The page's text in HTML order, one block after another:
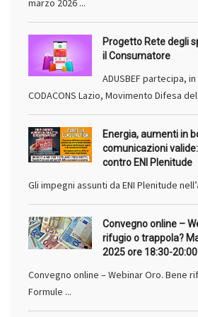
marzo 2026 ...
Progetto Rete degli
il Consumatore
ADUSBEF partecipa,
CODACONS Lazio, Movimento Difesa del
Energia, aumenti in
comunicazioni
contro ENI Plenitude
Gli impegni assunti da ENI Plenitude
Convegno online –
rifugio o trappola?
2025 ore 18:30-20:00
Convegno online – Webinar Oro. Bene
Formule ...